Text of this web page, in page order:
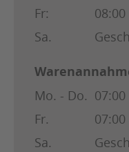
Fr:
Sa.
Mo. - Do.
Fr.
Sa.